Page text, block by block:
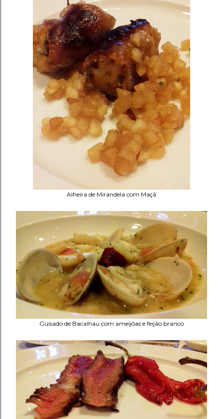
Alheira de Mirandela com Maçã
Guisado de Bacalhau com ameijôas e feijão branco